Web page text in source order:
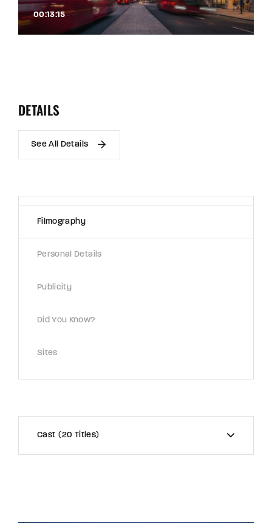
00:13:15
DETAILS
See All Details
Filmography
Personal Details
Publicity
Did You Know?
Sites
Cast 20 Titles